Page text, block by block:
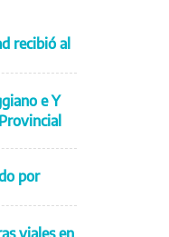
recibió al
e Y
por
viales en